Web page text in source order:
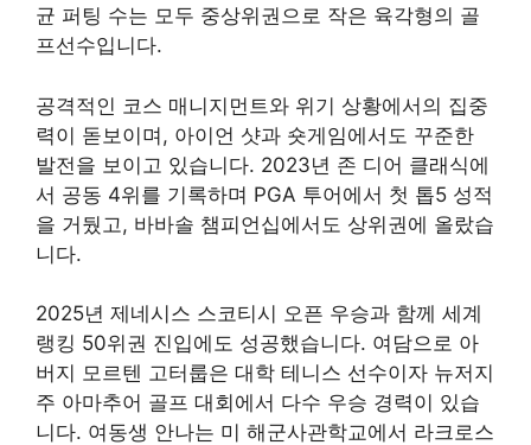
균 퍼팅 수는 모두 중상위권으로 작은 육각형의 골
프선수입니다.
공격적인 코스 매니지먼트와 위기 상황에서의 집중
력이 돋보이며, 아이언 샷과 숏게임에서도 꾸준한
발전을 보이고 있습니다. 2023년 존 디어 클래식에
서 공동 4위를 기록하며 PGA 투어에서 첫 톱5 성적
을 거뒀고, 바바솔 챔피언십에서도 상위권에 올랐습
니다.
2025년 제네시스 스코티시 오픈 우승과 함께 세계
랭킹 50위권 진입에도 성공했습니다. 여담으로 아
버지 모르텐 고터룹은 대학 테니스 선수이자 뉴저지
주 아마추어 골프 대회에서 다수 우승 경력이 있습
니다. 여동생 안나는 미 해군사관학교에서 라크로스